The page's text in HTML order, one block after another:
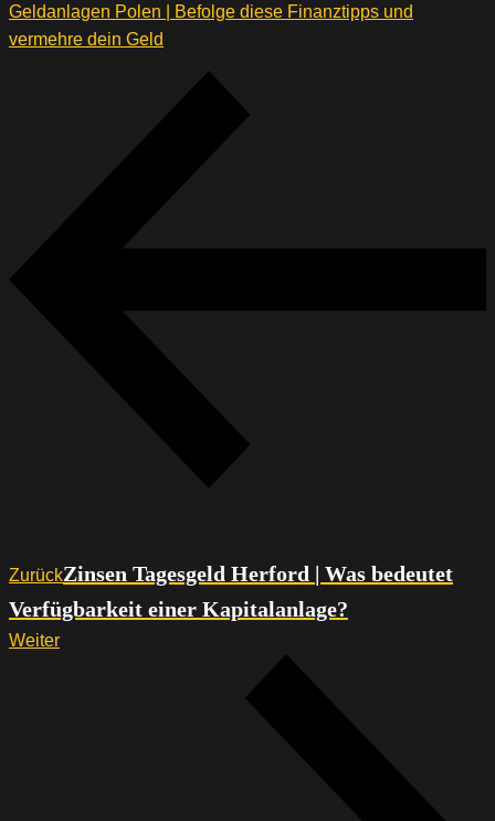
Geldanlagen Polen | Befolge diese Finanztipps und
vermehre dein Geld
Beitragsnavigation
ZurückZinsen Tagesgeld Herford | Was bedeutet
Verfügbarkeit einer Kapitalanlage?
Weiter